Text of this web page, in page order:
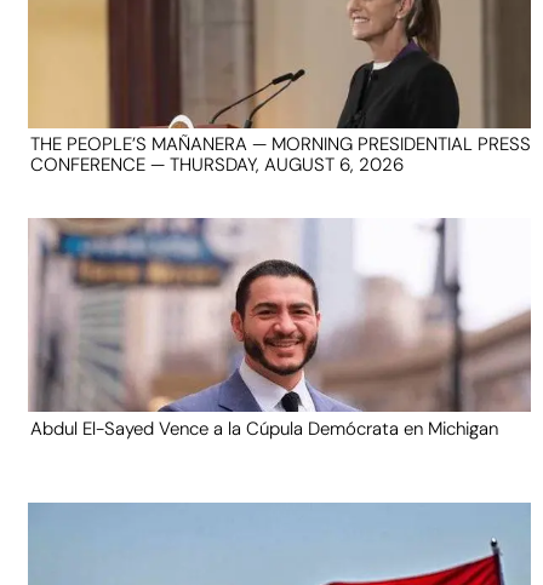
THE PEOPLE’S MAÑANERA — MORNING PRESIDENTIAL PRESS
CONFERENCE — THURSDAY, AUGUST 6, 2026
Abdul El-Sayed Vence a la Cúpula Demócrata en Michigan